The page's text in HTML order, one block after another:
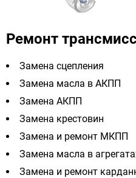
Ремонт
Замена сцепления
Замена масла в АКПП
Замена АКПП
Замена крестовин
Замена и ремонт МКПП
Замена масла в
Замена и ремонт